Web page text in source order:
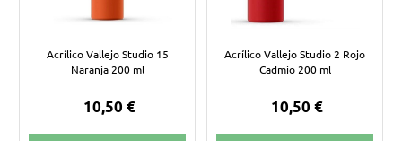
Acrílico Vallejo Studio 15
Naranja 200 ml
10,50 €
Acrílico Vallejo Studio 2 Rojo
Cadmio 200 ml
10,50 €